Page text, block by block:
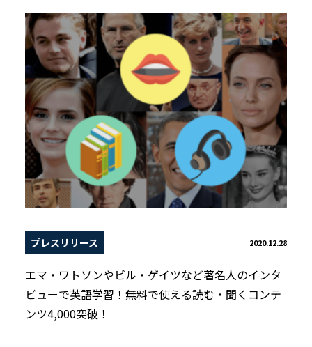
プレスリリース 2020.12.28
エマ・ワトソンやビル・ゲイツなど著名人のインタ
ビューで英語学習！無料で使える読む・聞くコンテ
ンツ4,000突破！